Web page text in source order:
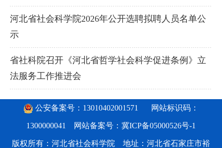
河北省社会科学院2026年公开选聘拟聘人员名单公
示
省社科院召开《河北省哲学社会科学促进条例》立
法服务工作推进会
公安备案号：13010402001571 网站标识码：
1300000041 网站备案号： 冀ICP备05000526号-1
版权所有：河北省社会科学院 地址：河北省石家庄市裕